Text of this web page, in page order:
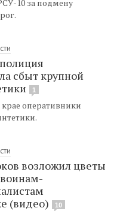
10 за подмену
сбыт крупной
1
оперативники
возложил цветы
(видео)
10